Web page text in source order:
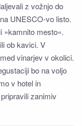
z vožnjo do
UNESCO-vo listo.
»kamnito mesto«.
ob kavici. V
vinarjev v okolici.
bo na voljo
v hotel in
zanimiv